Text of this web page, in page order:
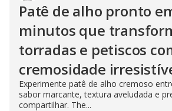
Patê de alho pronto
minutos que
torradas e petiscos
cremosidade
Experimente patê de alho cremoso
sabor marcante, textura aveludada e
compartilhar. The...